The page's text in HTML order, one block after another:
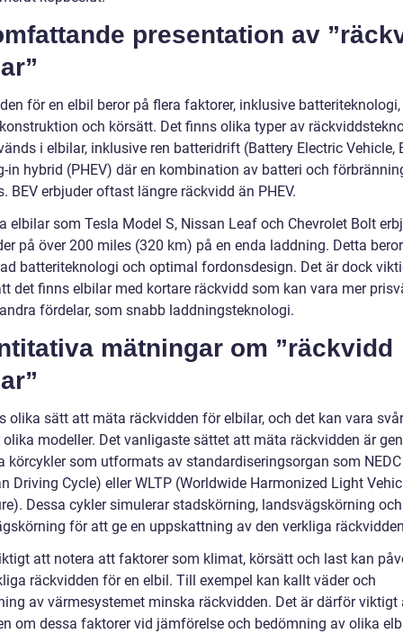
presentation av
för en elbil beror på flera faktorer, inklusive batteriteknologi,
och körsätt. Det finns olika typer av
i elbilar, inklusive ren batteridrift (Battery Electric Vehicle,
in hybrid (PHEV) där en kombination av batteri och
BEV erbjuder oftast längre räckvidd än PHEV.
elbilar som Tesla Model S, Nissan Leaf och Chevrolet Bolt
på över 200 miles (320 km) på en enda laddning. Detta
batteriteknologi och optimal fordonsdesign. Det är dock
det finns elbilar med kortare räckvidd som kan vara mer
fördelar, som snabb laddningsteknologi.
mätningar om ”räckvidd
olika sätt att mäta räckvidden för elbilar, och det kan vara
modeller. Det vanligaste sättet att mäta räckvidden är
körcykler som utformats av standardiseringsorgan som
Driving Cycle) eller WLTP (Worldwide Harmonized Light
Dessa cykler simulerar stadskörning, landsvägskörning och
för att ge en uppskattning av den verkliga
att notera att faktorer som klimat, körsätt och last kan
räckvidden för en elbil. Till exempel kan kallt väder och
av värmesystemet minska räckvidden. Det är därför viktigt
om dessa faktorer vid jämförelse och bedömning av olika